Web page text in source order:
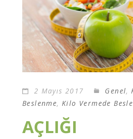
2 Mayıs 2017 Genel,
Beslenme,Kilo Vermede
AÇLIĞI